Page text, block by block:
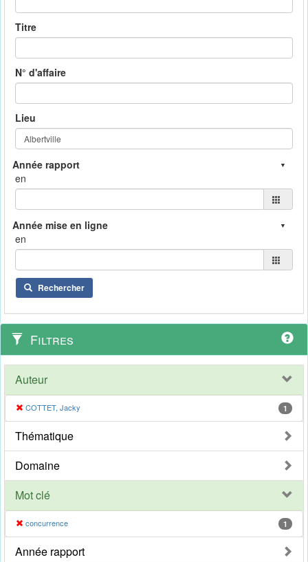
Titre
N° d'affaire
Lieu
en
en
Rechercher
Filtres
Auteur
COTTET, Jacky 1
Thématique
Domaine
Mot clé
concurrence 1
Année rapport